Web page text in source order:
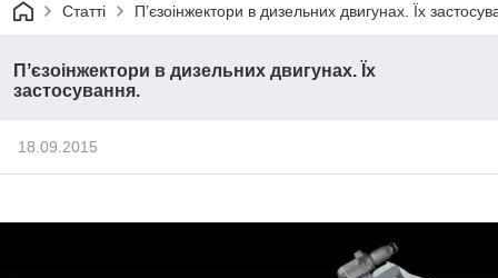
Статті Пʼєзоінжектори в дизельних двигунах. Їх
Пʼєзоінжектори в дизельних двигунах. Їх
застосування.
18.09.2015